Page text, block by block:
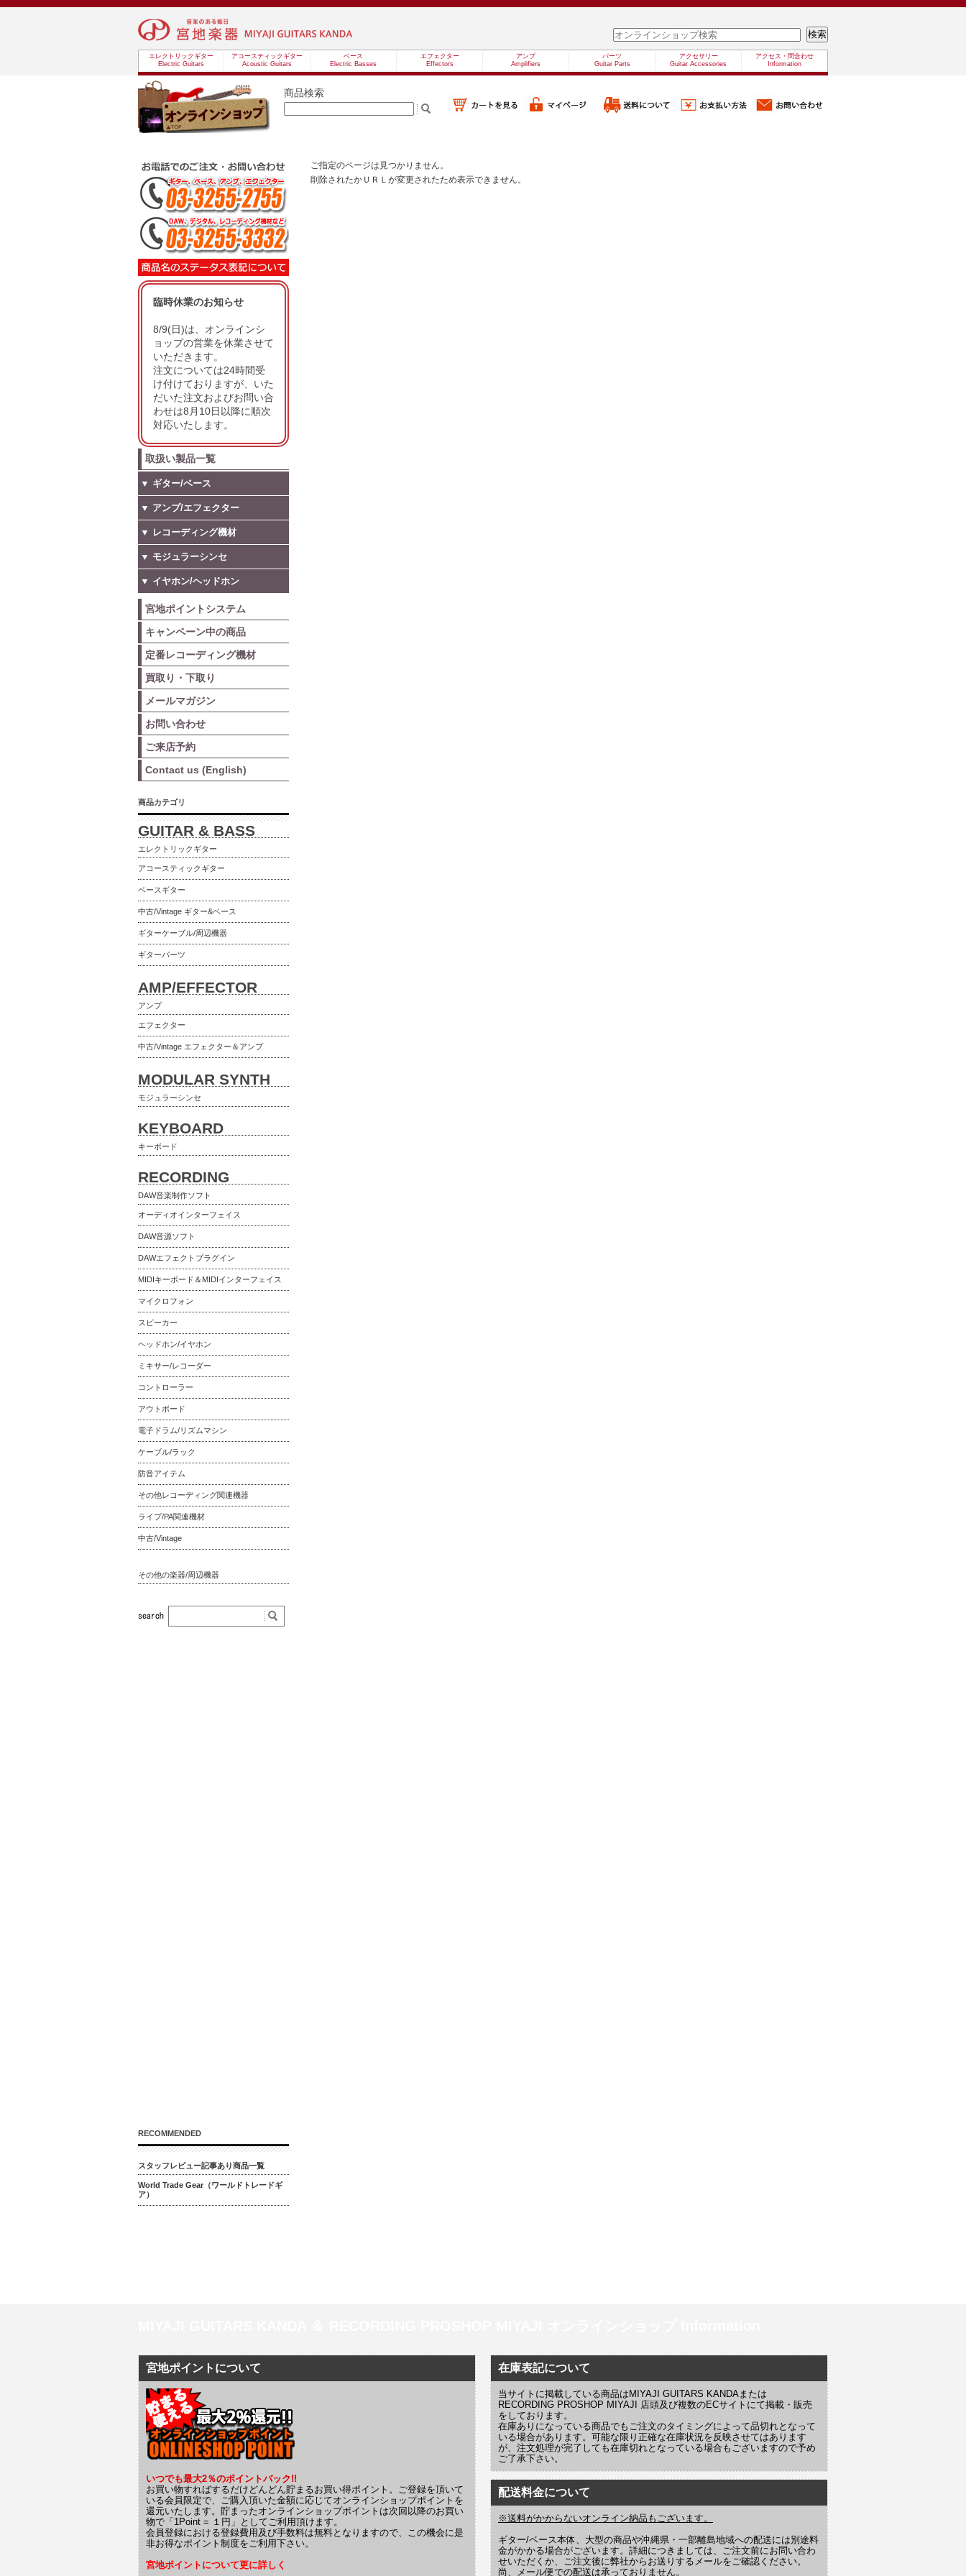
エレクトリックギター
Electric Guitars
アコースティックギター
Acoustic Guitars
ベース
Electric Basses
エフェクター
Effectors
アンプ
Amplifiers
パーツ
Guitar Parts
アクセサリー
Guitar Accessories
アクセス・問合わせ
Information
商品検索
ご指定のページは見つかりません。
削除されたかＵＲＬが変更されたため表示できません。
臨時休業のお知らせ
8/9(日)は、オンラインシ
ョップの営業を休業させて
いただきます。
注文については24時間受
け付けておりますが、いた
だいた注文およびお問い合
わせは8月10日以降に順次
対応いたします。
取扱い製品一覧
▼ ギター/ベース
▼ アンプ/エフェクター
▼ レコーディング機材
▼ モジュラーシンセ
▼ イヤホン/ヘッドホン
宮地ポイントシステム
キャンペーン中の商品
定番レコーディング機材
買取り・下取り
メールマガジン
お問い合わせ
ご来店予約
Contact us (English)
商品カテゴリ
GUITAR & BASS
エレクトリックギター
アコースティックギター
ベースギター
中古/Vintage ギター&ベース
ギターケーブル/周辺機器
ギターパーツ
AMP/EFFECTOR
アンプ
エフェクター
中古/Vintage エフェクター＆アンプ
MODULAR SYNTH
モジュラーシンセ
KEYBOARD
キーボード
RECORDING
DAW音楽制作ソフト
オーディオインターフェイス
DAW音源ソフト
DAWエフェクトプラグイン
MIDIキーボード＆MIDIインターフェイス
マイクロフォン
スピーカー
ヘッドホン/イヤホン
ミキサー/レコーダー
コントローラー
アウトボード
電子ドラム/リズムマシン
ケーブル/ラック
防音アイテム
その他レコーディング関連機器
ライブ/PA関連機材
中古/Vintage
その他の楽器/周辺機器
RECOMMENDED
スタッフレビュー記事あり商品一覧
World Trade Gear（ワールドトレードギ
ア）
宮地ポイントについて
いつでも最大2％のポイントバック!!
お買い物すればするだけどんどん貯まるお買い得ポイント。ご登録を頂いて
いる会員限定で、ご購入頂いた金額に応じてオンラインショップポイントを
還元いたします。貯まったオンラインショップポイントは次回以降のお買い
物で「1Point = １円」としてご利用頂けます。
会員登録における登録費用及び手数料は無料となりますので、この機会に是
非お得なポイント制度をご利用下さい。
宮地ポイントについて更に詳しく
在庫表記について
当サイトに掲載している商品はMIYAJI GUITARS KANDAまたは
RECORDING PROSHOP MIYAJI 店頭及び複数のECサイトにて掲載・販売
をしております。
在庫ありになっている商品でもご注文のタイミングによって品切れとなって
いる場合があります。可能な限り正確な在庫状況を反映させてはあります
が、注文処理が完了しても在庫切れとなっている場合もございますので予め
ご了承下さい。
配送料金について
※送料がかからないオンライン納品もございます。
ギター/ベース本体、大型の商品や沖縄県・一部離島地域への配送には別途料
金がかかる場合がございます。詳細につきましては、ご注文前にお問い合わ
せいただくか、ご注文後に弊社からお送りするメールをご確認ください。
尚、メール便での配送は承っておりません。